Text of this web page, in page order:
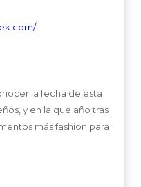
la fecha de esta
y en la que año tras
más fashion para